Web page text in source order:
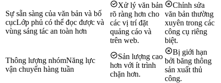
Sự sẵn sàng của văn bản và bố
cụcLớp phủ có thể đọc được và
vùng sáng tác an toàn hơn
Xử lý văn bản
rõ ràng hơn cho
các vị trí đặt
quảng cáo và
trên web.
Chỉnh sửa
văn bản thường
xuyên trong các
công cụ riêng
biệt.
Thông lượng nhómNăng lực
vận chuyển hàng tuần
Sản lượng cao
hơn với ít trình
chặn hơn.
Bị giới hạn
bởi băng thông
sản xuất thủ
công.